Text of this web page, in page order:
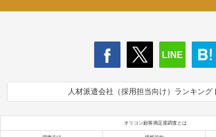
人材派遣会社（採用担当向け）ランキング
オリコン顧客満足度調査とは